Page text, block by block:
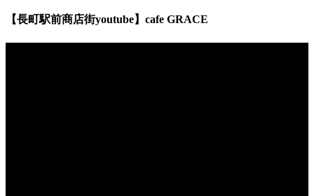
【長町駅前商店街youtube】cafe GRACE